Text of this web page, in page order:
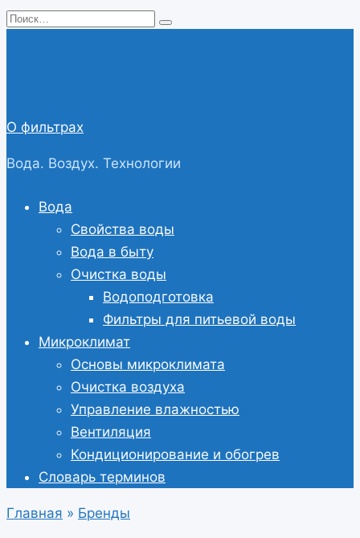
Перейти
Search
О фильтрах
Вода. Воздух. Технологии
Вода
Свойства воды
Вода в быту
Очистка воды
Водоподготовка
Фильтры для питьевой воды
Микроклимат
Основы микроклимата
Очистка воздуха
Управление влажностью
Вентиляция
Кондиционирование и обогрев
Словарь терминов
Главная » Бренды